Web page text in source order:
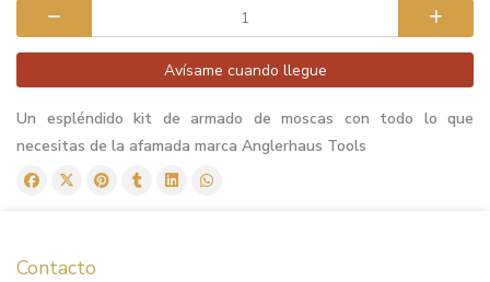
Avísame cuando llegue
Un espléndido kit de armado de moscas con todo lo que
necesitas de la afamada marca Anglerhaus Tools
Contacto